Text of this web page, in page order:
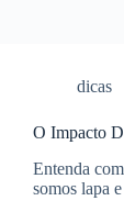
dicas
O Impacto
Entenda
somos lapa